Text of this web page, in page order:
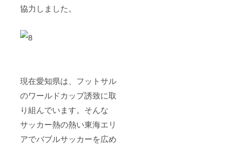
協力しました。
現在愛知県は、フットサル
のワールドカップ誘致に取
り組んでいます。そんな
サッカー熱の熱い東海エリ
アでバブルサッカーを広め